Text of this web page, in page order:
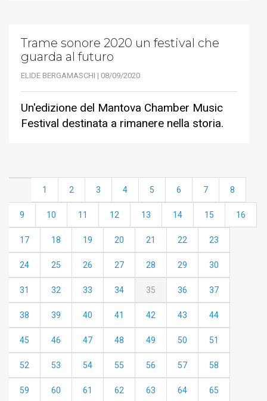
Trame sonore 2020 un festival che
guarda al futuro
ELIDE BERGAMASCHI | 08/09/2020
Un'edizione del Mantova Chamber Music
Festival destinata a rimanere nella storia.
1 2 3 4 5 6 7 8
9 10 11 12 13 14 15 16
17 18 19 20 21 22 23
24 25 26 27 28 29 30
31 32 33 34 35 36 37
38 39 40 41 42 43 44
45 46 47 48 49 50 51
52 53 54 55 56 57 58
59 60 61 62 63 64 65